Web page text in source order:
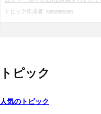
トピック作成者: sensensen
トピック
人気のトピック